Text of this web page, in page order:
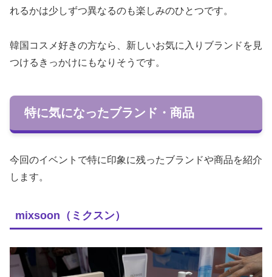
れるかは少しずつ異なるのも楽しみのひとつです。
韓国コスメ好きの方なら、新しいお気に入りブランドを見
つけるきっかけにもなりそうです。
特に気になったブランド・商品
今回のイベントで特に印象に残ったブランドや商品を紹介
します。
mixsoon（ミクスン）